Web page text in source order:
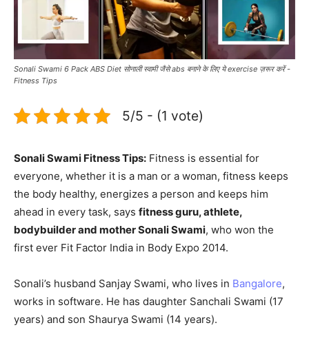
Sonali Swami 6 Pack ABS Diet सोनाली स्वामी जैसे abs बनाने के लिए ये exercise ज़रूर करें -
Fitness Tips
5/5 - (1 vote)
Sonali Swami Fitness Tips: Fitness is essential for
everyone, whether it is a man or a woman, fitness keeps
the body healthy, energizes a person and keeps him
ahead in every task, says fitness guru, athlete,
bodybuilder and mother Sonali Swami, who won the
first ever Fit Factor India in Body Expo 2014.
Sonali’s husband Sanjay Swami, who lives in Bangalore,
works in software. He has daughter Sanchali Swami (17
years) and son Shaurya Swami (14 years).